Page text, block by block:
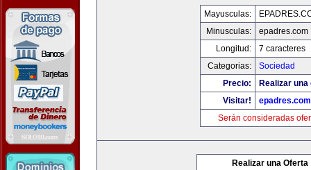
Mayusculas:
Minusculas:
epadres.com
Longitud:
7 caracteres
Categorias:
Sociedad
Precio:
Realizar
Visitar!
epadres.com
Serán consideradas
Realizar una Oferta